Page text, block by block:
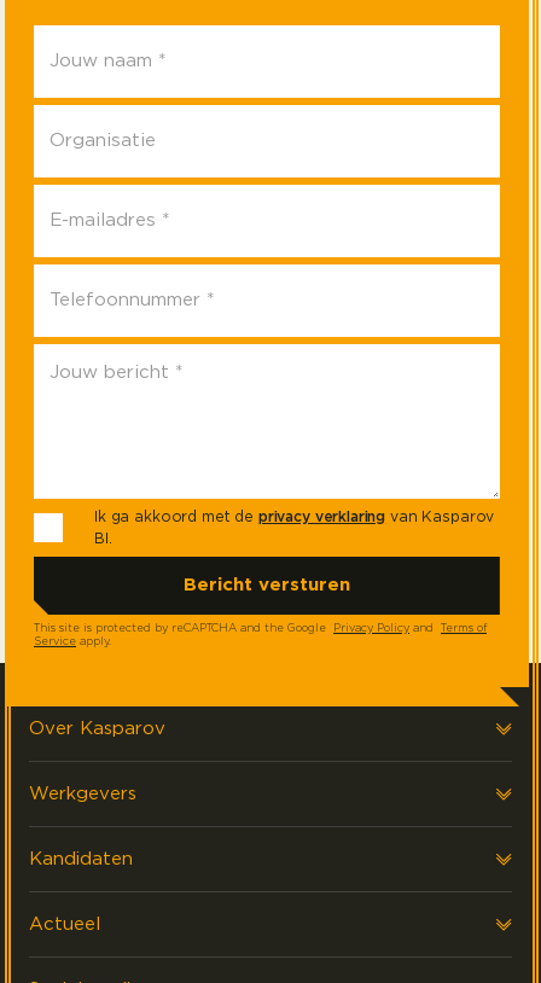
Ik ga akkoord met de privacy verklaring van Kasparov
BI.
This site is protected by reCAPTCHA and the Google Privacy Policy and
Terms of
Service apply.
Over Kasparov
Over ons
FAQ & Contact
Werkgevers
AI & Data strategie
Data Platform Ontwikkeling
Kandidaten
Werken Bij
Actueel
Laatste nieuws